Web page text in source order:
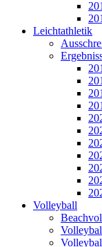
Leichtathletik
Volleyball